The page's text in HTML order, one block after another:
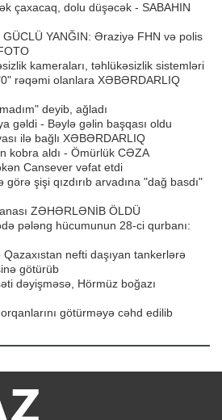
çaxacaq, dolu düşəcək - SABAHIN
GÜCLÜ YANĞIN: Əraziyə FHN və polis
kameraları, təhlükəsizlik sistemləri
rəqəmi olanlara XƏBƏRDARLIQ
deyib, ağladı
gəldi - Bəylə gəlin başqası oldu
ilə bağlı XƏBƏRDARLIQ
kobra aldı - Ömürlük CƏZA
Cansever vəfat etdi
şişi qızdırıb arvadına "dağ basdı"
ZƏHƏRLƏNİB ÖLDÜ
pələng hücumunun 28-ci qurbanı:
nefti daşıyan tankerlərə
götürüb
dəyişməsə, Hörmüz boğazı
götürməyə cəhd edilib